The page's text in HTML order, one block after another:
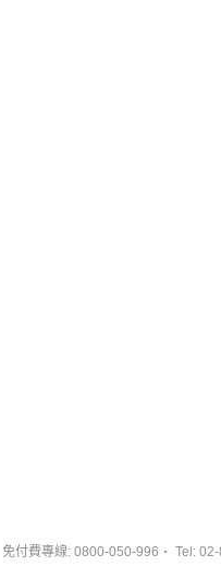
免付費專線: 0800-050-996 Tel: